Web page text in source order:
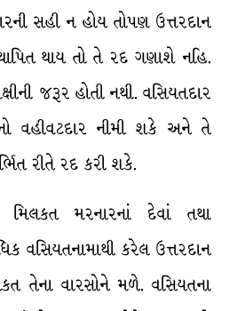
સહી ન હોય તોપણ ઉત્તરદાન
થાય તો તે રદ ગણાશે નહિ.
જરૂર હોતી નથી. વસિયતદાર
વહીવટદાર નીમી શકે અને તે
રીતે રદ કરી શકે.
મરનારનાં દેવાં તથા
વસિયતનામાથી કરેલ ઉત્તરદાન
તેના વારસોને મળે. વસિયતના